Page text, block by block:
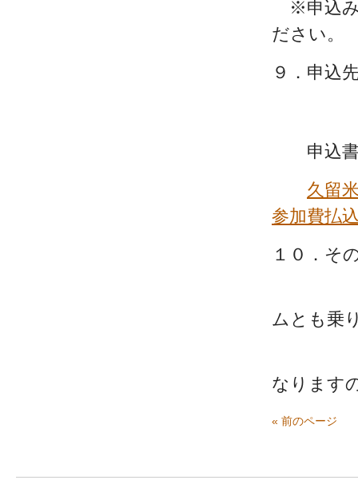
※申込み
ださい。
９．申込
申込書
久留
参加費払
１０．そ
ムとも乗
なります
« 前のページ